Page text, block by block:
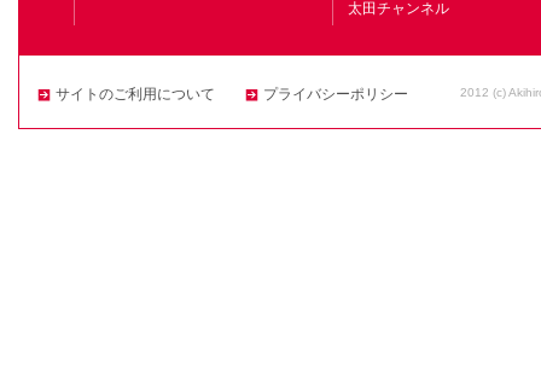
太田チャンネル
サイトのご利用について プライバシーポリシー 2012 (c)